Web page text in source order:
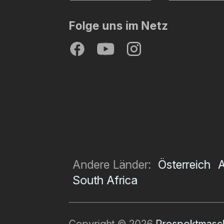
Folge uns im Netz
Andere Länder: Österreich
South Africa